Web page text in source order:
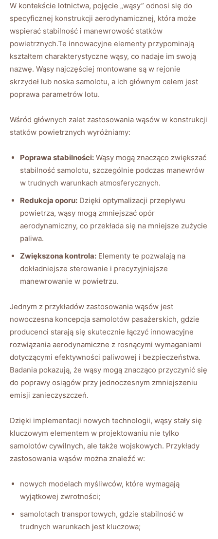
W⁣ kontekście lotnictwa, pojęcie‌ „wąsy” odnosi się do
specyficznej konstrukcji aerodynamicznej, która może
wspierać stabilność i manewrowość statków
powietrznych.Te innowacyjne elementy przypominają
⁢kształtem charakterystyczne wąsy, co‍ nadaje im swoją
nazwę. Wąsy najczęściej⁣ montowane‍ są w rejonie
skrzydeł lub noska samolotu, a ich głównym celem‍ jest
poprawa parametrów lotu.
Wśród głównych zalet zastosowania ‍wąsów w konstrukcji
statków powietrznych wyróżniamy:
Poprawa stabilności: Wąsy mogą znacząco zwiększać
stabilność samolotu, szczególnie podczas manewrów
w trudnych warunkach atmosferycznych.
Redukcja oporu: ⁣Dzięki optymalizacji przepływu
powietrza, wąsy mogą zmniejszać ⁢opór
aerodynamiczny, co ​przekłada się na mniejsze zużycie
paliwa.
Zwiększona kontrola: Elementy‌ te pozwalają na
dokładniejsze⁤ sterowanie i precyzyjniejsze
manewrowanie w powietrzu.
Jednym z ⁤przykładów zastosowania wąsów jest
nowoczesna koncepcja ​samolotów pasażerskich, gdzie
producenci‍ starają się skutecznie łączyć innowacyjne
rozwiązania aerodynamiczne z rosnącymi wymaganiami
dotyczącymi‌ efektywności paliwowej i bezpieczeństwa.
Badania pokazują, że wąsy mogą znacząco przyczynić się
do poprawy osiągów przy ⁢jednoczesnym zmniejszeniu
emisji zanieczyszczeń.
Dzięki implementacji nowych‌ technologii, wąsy stały się
kluczowym elementem⁣ w projektowaniu nie tylko
samolotów⁢ cywilnych, ale także wojskowych. Przykłady
zastosowania wąsów można znaleźć w:
nowych modelach myśliwców, które wymagają​
wyjątkowej zwrotności;
samolotach transportowych, gdzie stabilność w
⁣trudnych warunkach jest kluczowa;